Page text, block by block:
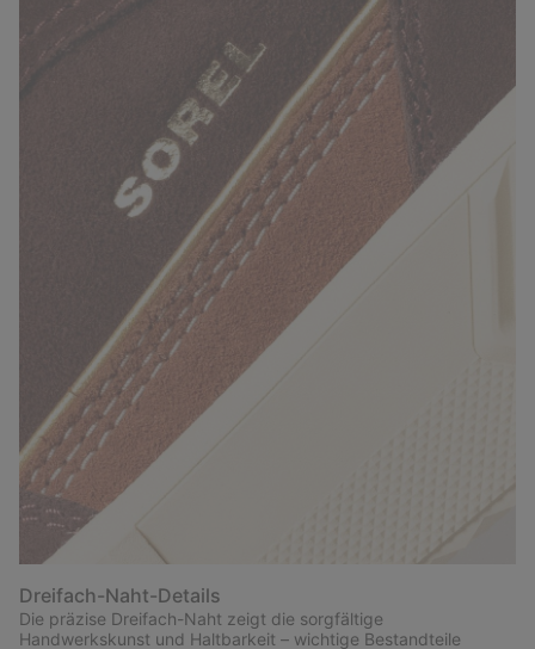
Dreifach-Naht-Details
Die präzise Dreifach-Naht zeigt die sorgfältige
Handwerkskunst und Haltbarkeit – wichtige Bestandteile